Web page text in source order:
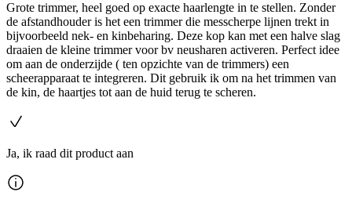
Grote trimmer, heel goed op exacte haarlengte in te stellen. Zonder
de afstandhouder is het een trimmer die messcherpe lijnen trekt in
bijvoorbeeld nek- en kinbeharing. Deze kop kan met een halve slag
draaien de kleine trimmer voor bv neusharen activeren. Perfect idee
om aan de onderzijde ( ten opzichte van de trimmers) een
scheerapparaat te integreren. Dit gebruik ik om na het trimmen van
de kin, de haartjes tot aan de huid terug te scheren.
Ja, ik raad dit product aan